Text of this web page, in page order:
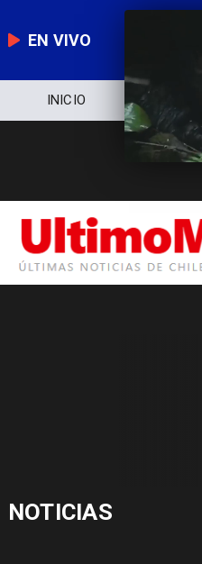
EN VIVO
INICIO
NOTICIAS